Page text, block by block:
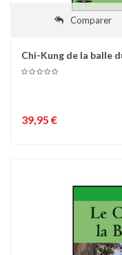
Comparer
Chi-Kung de la balle
39,95 €